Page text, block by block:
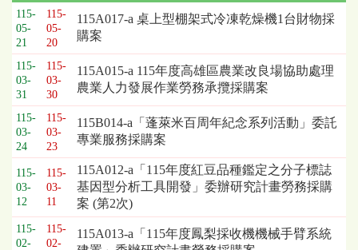
招
標
採
購
列
表，
欄
位
依
序
為：
開
日
期、
115-
05-
21
115-
05-
20
115A017-a 桌上型棚架式冷凍乾燥機1台財物採
購案
115-
03-
31
115-
03-
30
115A015-a 115年度高雄區農業改良場協助處理
農業人力發展作業勞務承攬採購案
115-
03-
24
115-
03-
23
115B014-a「蓬萊米百周年紀念系列活動」委託
專業服務採購案
115-
03-
12
115-
03-
11
115A012-a「115年度紅豆品種鑑定之分子標誌
基因型分析工具開發」委辦研究計畫勞務採購
案 (第2次)
115-
02-
115-
02-
115A013-a「115年度鳳梨採收機機械手臂系統